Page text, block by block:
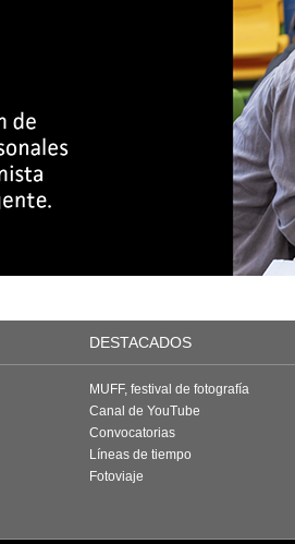
DESTACADOS
MUFF, festival de fotografía
Canal de YouTube
Convocatorias
Líneas de tiempo
Fotoviaje